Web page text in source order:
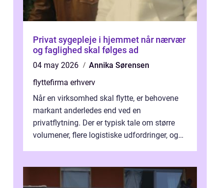
Privat sygepleje i hjemmet når nærvær
og faglighed skal følges ad
04 may 2026
Annika Sørensen
flyttefirma erhverv
Når en virksomhed skal flytte, er behovene
markant anderledes end ved en
privatflytning. Der er typisk tale om større
volumener, flere logistiske udfordringer, og